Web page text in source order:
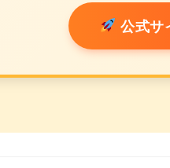
公式サ